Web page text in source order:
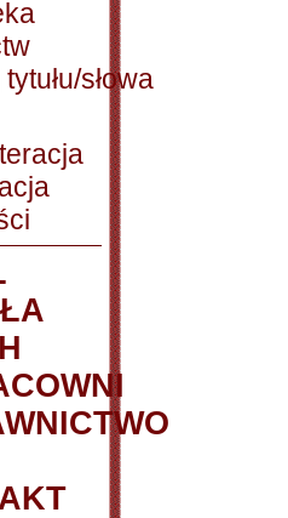
słowa